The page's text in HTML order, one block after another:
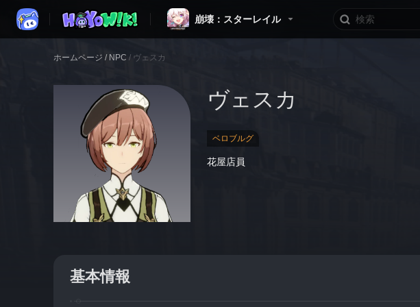
崩壊：スターレイル
ホームページ / NPC / ヴェスカ
ヴェスカ
ベロブルグ
花屋店員
基本情報